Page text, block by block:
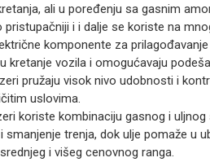
ali u poređenju sa gasnim
i i dalje se koriste na
komponente za
vozila i omogućavaju
pružaju visok nivo udobnosti i
uslovima.
koriste kombinaciju gasnog i
trenja, dok ulje pomaže u
i višeg cenovnog ranga.